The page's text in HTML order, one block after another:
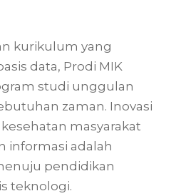
kurikulum yang
data, Prodi MIK
studi unggulan
zaman. Inovasi
masyarakat
informasi adalah
pendidikan
teknologi.